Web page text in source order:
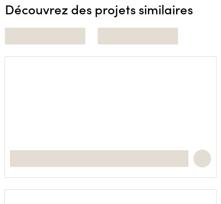
Découvrez des projets similaires